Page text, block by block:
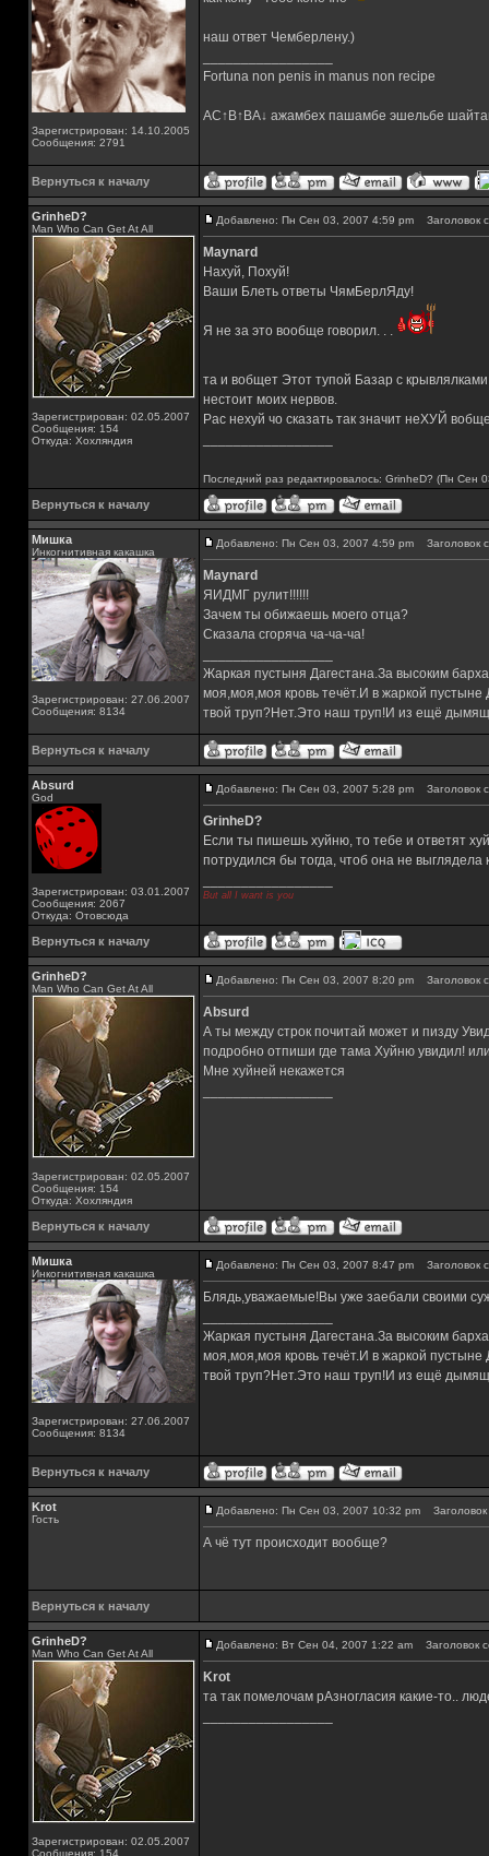
Зарегистрирован: 14.10.2005
Сообщения: 2791
наш ответ Чемберлену.)
Fortuna non penis in manus non recipe
AC↑B↑BA↓ ажамбех пашамбе эшельбе
Вернуться к началу
GrinheD?
Man Who Can Get At All
Зарегистрирован: 02.05.2007
Сообщения: 154
Откуда: Хохляндия
Добавлено: Пн Сен 03, 2007 4:59 pm Заголовок
Maynard
Нахуй, Похуй!
Ваши Блеть ответы ЧямБерлЯду!
Я не за это вообще говорил. . .
та и вобщет Этот тупой Базар с
нестоит моих нервов.
Рас нехуй чо сказать так значит неХУЙ
Последний раз редактировалось: GrinheD? (Пн Сен
Вернуться к началу
Мишка
Инкогнитивная какашка
Зарегистрирован: 27.06.2007
Сообщения: 8134
Добавлено: Пн Сен 03, 2007 4:59 pm Заголовок
Maynard
ЯИДМГ рулит!!!!!!
Зачем ты обижаешь моего отца?
Сказала сгоряча ча-ча-ча!
Жаркая пустыня Дагестана.За высоким
моя,моя,моя кровь течёт.И в жаркой
твой труп?Нет.Это наш труп!И из ещё
Вернуться к началу
Absurd
God
Зарегистрирован: 03.01.2007
Сообщения: 2067
Откуда: Отовсюда
Добавлено: Пн Сен 03, 2007 5:28 pm Заголовок
GrinheD?
Если ты пишешь хуйню, то тебе и ответят
потрудился бы тогда, чтоб она не выглядела
But all I want is you
Вернуться к началу
GrinheD?
Man Who Can Get At All
Зарегистрирован: 02.05.2007
Сообщения: 154
Откуда: Хохляндия
Добавлено: Пн Сен 03, 2007 8:20 pm Заголовок
Absurd
А ты между строк почитай может и пизду
подробно отпиши где тама Хуйню увидил!
Мне хуйней некажется
Вернуться к началу
Мишка
Инкогнитивная какашка
Зарегистрирован: 27.06.2007
Сообщения: 8134
Добавлено: Пн Сен 03, 2007 8:47 pm Заголовок
Блядь,уважаемые!Вы уже заебали своими
Жаркая пустыня Дагестана.За высоким
моя,моя,моя кровь течёт.И в жаркой
твой труп?Нет.Это наш труп!И из ещё
Вернуться к началу
Krot
Гость
Добавлено: Пн Сен 03, 2007 10:32 pm
А чё тут происходит вообще?
Вернуться к началу
GrinheD?
Man Who Can Get At All
Зарегистрирован: 02.05.2007
Сообщения: 154
Добавлено: Вт Сен 04, 2007 1:22 am Заголовок
Krot
та так помелочам рАзногласия какие-то..